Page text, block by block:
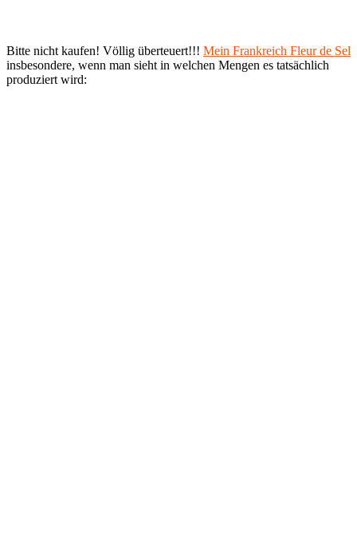
Bitte nicht kaufen! Völlig überteuert!!! Mein Frankreich Fleur de Sel
insbesondere, wenn man sieht in welchen Mengen es tatsächlich
produziert wird: